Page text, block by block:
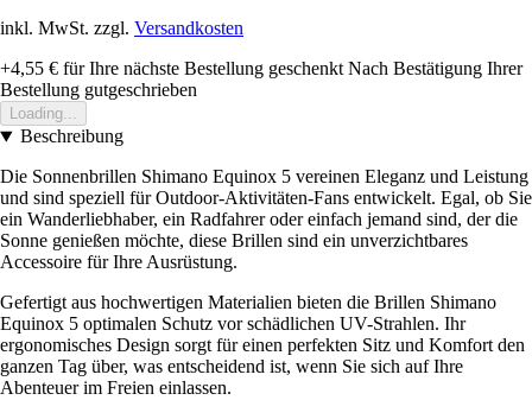
inkl. MwSt. zzgl. Versandkosten
+4,55 € für Ihre nächste Bestellung geschenkt Nach Bestätigung Ihrer
Bestellung gutgeschrieben
Loading...
Beschreibung
Die Sonnenbrillen Shimano Equinox 5 vereinen Eleganz und Leistung
und sind speziell für Outdoor-Aktivitäten-Fans entwickelt. Egal, ob Sie
ein Wanderliebhaber, ein Radfahrer oder einfach jemand sind, der die
Sonne genießen möchte, diese Brillen sind ein unverzichtbares
Accessoire für Ihre Ausrüstung.
Gefertigt aus hochwertigen Materialien bieten die Brillen Shimano
Equinox 5 optimalen Schutz vor schädlichen UV-Strahlen. Ihr
ergonomisches Design sorgt für einen perfekten Sitz und Komfort den
ganzen Tag über, was entscheidend ist, wenn Sie sich auf Ihre
Abenteuer im Freien einlassen.